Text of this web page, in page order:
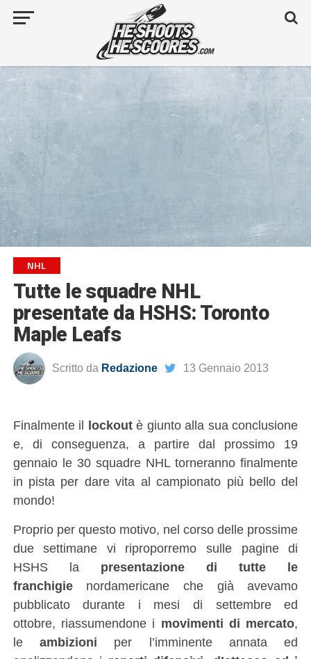
NHL
Tutte le squadre NHL
presentate da HSHS: Toronto
Maple Leafs
Scritto da Redazione 13 Gennaio 2013
Finalmente il lockoutè giunto alla sua conclusione
e, di conseguenza, a partire dal prossimo 19
gennaio le 30 squadre NHL torneranno finalmente
in pista per dare vita al campionato più bello del
mondo!
Proprio per questo motivo, nel corso delle prossime
due settimane vi riproporremo sulle pagine di
HSHS la presentazione di tutte le
franchigienordamericane che già avevamo
pubblicato durante i mesi di settembre ed
ottobre, riassumendone i movimenti di mercato,
le ambizioni per l’imminente annata ed